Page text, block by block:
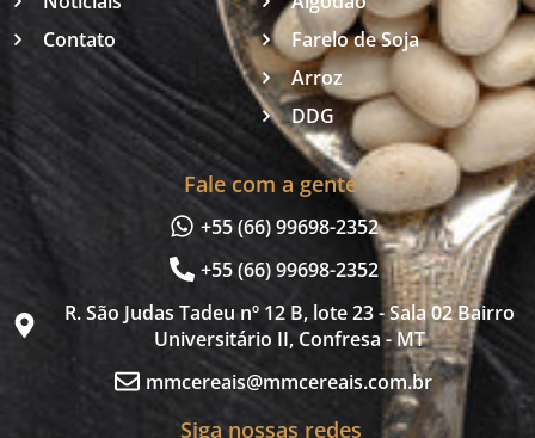
Contato
Farelo de Soja
Arroz
DDG
Fale com a gente
+55 (66) 99698-2352
+55 (66) 99698-2352
R. São Judas Tadeu nº 12 B, lote 23 - Sala 02 Bairro
Universitário II, Confresa - MT
mmcereais@mmcereais.com.br
Siga nossas redes